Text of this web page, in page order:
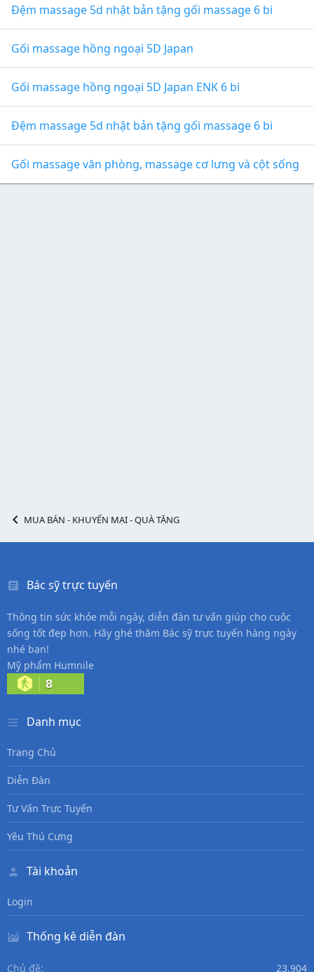
Đệm massage 5d nhật bản tặng gối massage 6 bi
Gối massage hồng ngoại 5D Japan
Gối massage hồng ngoại 5D Japan ENK 6 bi
Đệm massage 5d nhật bản tặng gối massage 6 bi
Gối massage văn phòng, massage cơ lưng và cột sống
MUA BÁN - KHUYẾN MẠI - QUÀ TẶNG
Bác sỹ trực tuyến
Thông tin sức khỏe mỗi ngày, diễn đàn tư vấn giúp cho cuộc
sống tốt đẹp hơn. Hãy ghé thăm Bác sỹ trực tuyến hàng ngày
nhé bạn!
Mỹ phẩm Humnile
8
Danh mục
Trang Chủ
Diễn Đàn
Tư Vấn Trực Tuyến
Yêu Thú Cưng
Tài khoản
Login
Thống kê diễn đàn
Chủ đề 23,904